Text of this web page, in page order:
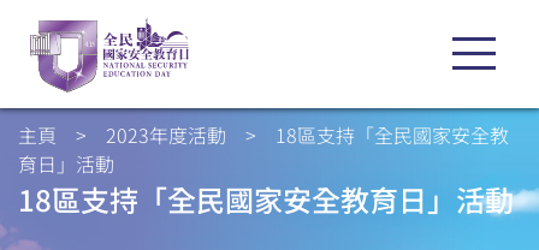
主頁 > 2023年度活動 > 18區支持「全民國家安全教
育日」活動
18區支持「全民國家安全教育日」活動